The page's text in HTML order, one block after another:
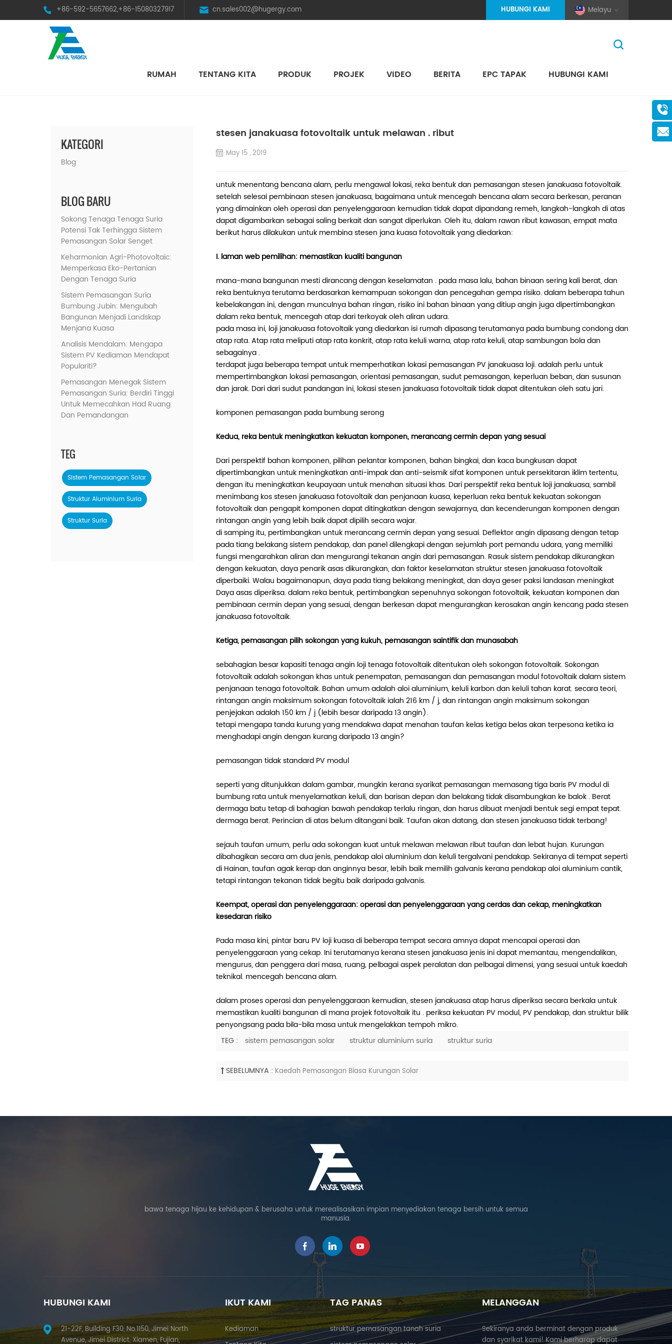
+86-592-5657662,+86-15080327917 cn.sales002@hugergy.com Melayu
HUBUNGI KAMI
RUMAH TENTANG KITA PRODUK PROJEK VIDEO BERITA EPC TAPAK HUBUNGI KAMI
KATEGORI
Blog
BLOG BARU
Sokong Tenaga Tenaga Suria
Potensi Tak Terhingga Sistem
Pemasangan Solar Senget
Keharmonian Agri-Photovoltaic:
Memperkasa Eko-Pertanian
Dengan Tenaga Suria
Sistem Pemasangan Suria
Bumbung Jubin: Mengubah
Bangunan Menjadi Landskap
Menjana Kuasa
Analisis Mendalam: Mengapa
Sistem PV Kediaman Mendapat
Populariti?
Pemasangan Menegak Sistem
Pemasangan Suria: Berdiri Tinggi
Untuk Memecahkan Had Ruang
Dan Pemandangan
TEG
Sistem Pemasangan Solar
Struktur Aluminium Suria
Struktur Suria
stesen janakuasa fotovoltaik untuk melawan . ribut
May 15 , 2019
untuk menentang bencana alam, perlu mengawal lokasi, reka bentuk dan pemasangan stesen janakuasa fotovoltaik.
setelah selesai pembinaan stesen janakuasa, bagaimana untuk mencegah bencana alam secara berkesan, peranan
yang dimainkan oleh operasi dan penyelenggaraan kemudian tidak dapat dipandang remeh, langkah-langkah di atas
dapat digambarkan sebagai saling berkait dan sangat diperlukan. Oleh itu, dalam rawan ribut kawasan, empat mata
berikut harus dilakukan untuk membina stesen jana kuasa fotovoltaik yang diedarkan:
I. laman web pemilihan: memastikan kualiti bangunan
mana-mana bangunan mesti dirancang dengan keselamatan . pada masa lalu, bahan binaan sering kali berat, dan
reka bentuknya terutama berdasarkan kemampuan sokongan dan pencegahan gempa risiko. dalam beberapa tahun
kebelakangan ini, dengan munculnya bahan ringan, risiko ini bahan binaan yang ditiup angin juga dipertimbangkan
dalam reka bentuk, mencegah atap dari terkoyak oleh aliran udara.
pada masa ini, loji janakuasa fotovoltaik yang diedarkan isi rumah dipasang terutamanya pada bumbung condong dan
atap rata. Atap rata meliputi atap rata konkrit, atap rata keluli warna, atap rata keluli, atap sambungan bola dan
sebagainya .
terdapat juga beberapa tempat untuk memperhatikan lokasi pemasangan PV janakuasa loji. adalah perlu untuk
mempertimbangkan lokasi pemasangan, orientasi pemasangan, sudut pemasangan, keperluan beban, dan susunan
dan jarak. Dari dari sudut pandangan ini, lokasi stesen janakuasa fotovoltaik tidak dapat ditentukan oleh satu jari.
komponen pemasangan pada bumbung serong
Kedua, reka bentuk meningkatkan kekuatan komponen, merancang cermin depan yang sesuai
Dari perspektif bahan komponen, pilihan pelantar komponen, bahan bingkai, dan kaca bungkusan dapat
dipertimbangkan untuk meningkatkan anti-impak dan anti-seismik sifat komponen untuk persekitaran iklim tertentu,
dengan itu meningkatkan keupayaan untuk menahan situasi khas. Dari perspektif reka bentuk loji janakuasa, sambil
menimbang kos stesen janakuasa fotovoltaik dan penjanaan kuasa, keperluan reka bentuk kekuatan sokongan
fotovoltaik dan pengapit komponen dapat ditingkatkan dengan sewajarnya, dan kecenderungan komponen dengan
rintangan angin yang lebih baik dapat dipilih secara wajar.
di samping itu, pertimbangkan untuk merancang cermin depan yang sesuai. Deflektor angin dipasang dengan tetap
pada tiang belakang sistem pendakap, dan panel dilengkapi dengan sejumlah port pemandu udara, yang memiliki
fungsi mengarahkan aliran dan mengurangi tekanan angin dari pemasangan. Rasuk sistem pendakap dikurangkan
dengan kekuatan, daya penarik asas dikurangkan, dan faktor keselamatan struktur stesen janakuasa fotovoltaik
diperbaiki. Walau bagaimanapun, daya pada tiang belakang meningkat, dan daya geser paksi landasan meningkat
Daya asas diperiksa. dalam reka bentuk, pertimbangkan sepenuhnya sokongan fotovoltaik, kekuatan komponen dan
pembinaan cermin depan yang sesuai, dengan berkesan dapat mengurangkan kerosakan angin kencang pada stesen
janakuasa fotovoltaik.
Ketiga, pemasangan pilih sokongan yang kukuh, pemasangan saintifik dan munasabah
sebahagian besar kapasiti tenaga angin loji tenaga fotovoltaik ditentukan oleh sokongan fotovoltaik. Sokongan
fotovoltaik adalah sokongan khas untuk penempatan, pemasangan dan pemasangan modul fotovoltaik dalam sistem
penjanaan tenaga fotovoltaik. Bahan umum adalah aloi aluminium, keluli karbon dan keluli tahan karat. secara teori,
rintangan angin maksimum sokongan fotovoltaik ialah 216 km / j, dan rintangan angin maksimum sokongan
penjejakan adalah 150 km / j (lebih besar daripada 13 angin).
tetapi mengapa tanda kurung yang mendakwa dapat menahan taufan kelas ketiga belas akan terpesona ketika ia
menghadapi angin dengan kurang daripada 13 angin?
pemasangan tidak standard PV modul
seperti yang ditunjukkan dalam gambar, mungkin kerana syarikat pemasangan memasang tiga baris PV modul di
bumbung rata untuk menyelamatkan keluli, dan barisan depan dan belakang tidak disambungkan ke balok . Berat
dermaga batu tetap di bahagian bawah pendakap terlalu ringan, dan harus dibuat menjadi bentuk segi empat tepat.
dermaga berat. Perincian di atas belum ditangani baik. Taufan akan datang, dan stesen janakuasa tidak terbang!
sejauh taufan umum, perlu ada sokongan kuat untuk melawan melawan ribut taufan dan lebat hujan. Kurungan
dibahagikan secara am dua jenis, pendakap aloi aluminium dan keluli tergalvani pendakap. Sekiranya di tempat seperti
di Hainan, taufan agak kerap dan anginnya besar, lebih baik memilih galvanis kerana pendakap aloi aluminium cantik,
tetapi rintangan tekanan tidak begitu baik daripada galvanis.
Keempat, operasi dan penyelenggaraan: operasi dan penyelenggaraan yang cerdas dan cekap, meningkatkan
kesedaran risiko
Pada masa kini, pintar baru PV loji kuasa di beberapa tempat secara amnya dapat mencapai operasi dan
penyelenggaraan yang cekap. Ini terutamanya kerana stesen janakuasa jenis ini dapat memantau, mengendalikan,
mengurus, dan penggera dari masa, ruang, pelbagai aspek peralatan dan pelbagai dimensi, yang sesuai untuk kaedah
teknikal. mencegah bencana alam.
dalam proses operasi dan penyelenggaraan kemudian, stesen janakuasa atap harus diperiksa secara berkala untuk
memastikan kualiti bangunan di mana projek fotovoltaik itu . periksa kekuatan PV modul, PV pendakap, dan struktur bilik
penyongsang pada bila-bila masa untuk mengelakkan tempoh mikro.
TEG :
sistem pemasangan solar struktur aluminium suria struktur suria
SEBELUMNYA : Kaedah Pemasangan Biasa Kurungan Solar
bawa tenaga hijau ke kehidupan & berusaha untuk merealisasikan impian menyediakan tenaga bersih untuk semua
manusia.
HUBUNGI KAMI
21-22F, Building F30, No.1150, Jimei North
Avenue, Jimei District, Xiamen, Fujian,
IKUT KAMI
Kediaman
TAG PANAS
struktur pemasangan tanah suria
MELANGGAN
Sekiranya anda berminat dengan produk
dan syarikat kami! Kami berharap dapat